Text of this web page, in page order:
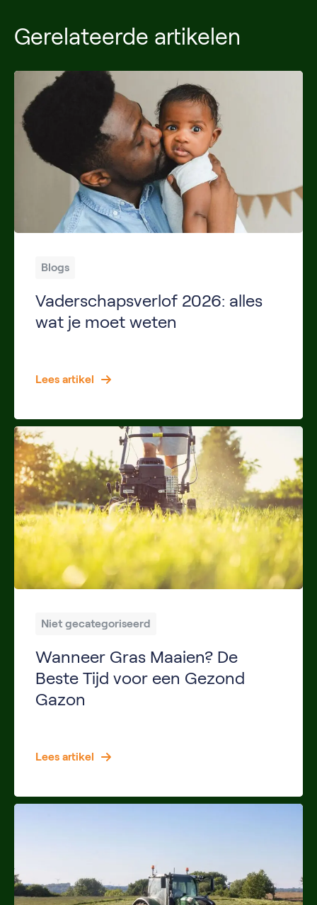
Gerelateerde artikelen
Blogs
Vaderschapsverlof 2026: alles
wat je moet weten
Lees artikel
Niet gecategoriseerd
Wanneer Gras Maaien? De
Beste Tijd voor een Gezond
Gazon
Lees artikel